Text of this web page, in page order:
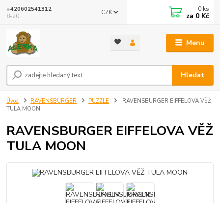
Menu
CZK
Hledat
+420602541312
8-20
0 ks
za 0 Kč
Úvod RAVENSBURGER PUZZLE
RAVENSBURGER EIFFELOVA VĚŽ
TULA MOON
RAVENSBURGER EIFFELOVA VĚŽ
TULA MOON